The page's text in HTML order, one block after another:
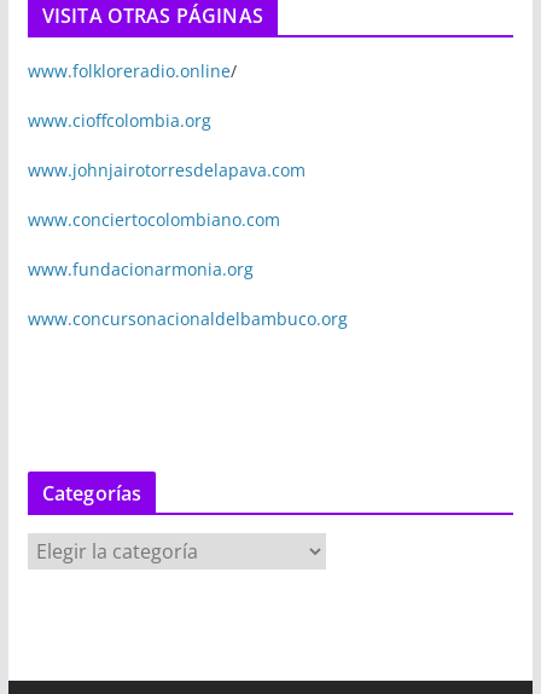
VISITA OTRAS PÁGINAS
www.folkloreradio.online/
www.cioffcolombia.org
www.johnjairotorresdelapava.com
www.conciertocolombiano.com
www.fundacionarmonia.org
www.concursonacionaldelbambuco.org
Categorías
a